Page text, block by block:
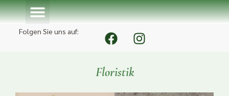
Folgen Sie uns auf:
Floristik